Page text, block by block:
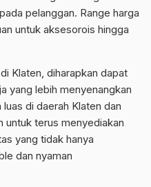
pelanggan. Range harga
untuk aksesorois hingga
Klaten, diharapkan dapat
yang lebih menyenangkan
di daerah Klaten dan
terus menyediakan
yang tidak hanya
dan nyaman